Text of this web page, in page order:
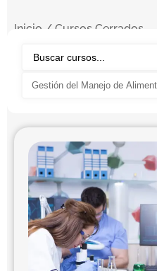
Inicio / Cursos Cerrados